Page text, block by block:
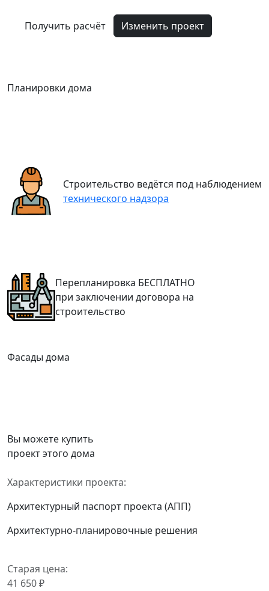
Получить расчёт Изменить проект
Планировки дома
Строительство ведётся под наблюдением
технического надзора
Перепланировка БЕСПЛАТНО
при заключении договора на
строительство
Фасады дома
Вы можете купить
проект этого дома
Характеристики проекта:
Архитектурный паспорт проекта (АПП)
Архитектурно-планировочные решения
Старая цена:
41 650 ₽